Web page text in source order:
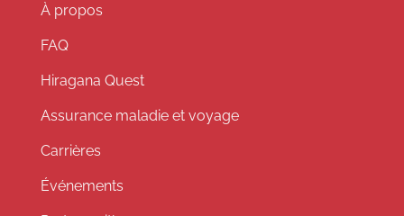
À propos
FAQ
Hiragana Quest
Assurance maladie et voyage
Carrières
Événements